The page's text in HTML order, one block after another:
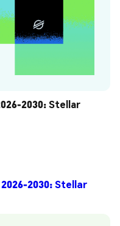
2030: Stellar
2030: Stellar